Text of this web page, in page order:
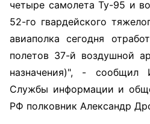
четыре самолета Ту-95 и
52-го гвардейского
авиаполка сегодня
полетов 37-й воздушной
назначения)", - сообщил
Службы информации и
РФ полковник Александр